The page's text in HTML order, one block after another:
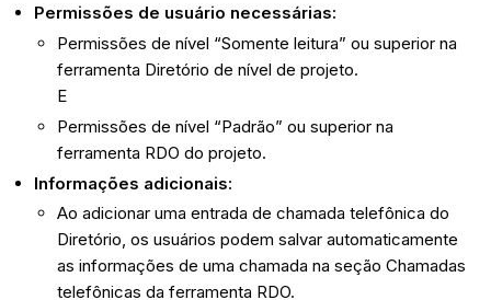
Permissões de usuário necessárias:
Permissões de nível “Somente leitura” ou superior na
ferramenta Diretório de nível de projeto.
E
Permissões de nível “Padrão” ou superior na
ferramenta RDO do projeto.
Informações adicionais:
Ao adicionar uma entrada de chamada telefônica do
Diretório, os usuários podem salvar automaticamente
as informações de uma chamada na seção Chamadas
telefônicas da ferramenta RDO.